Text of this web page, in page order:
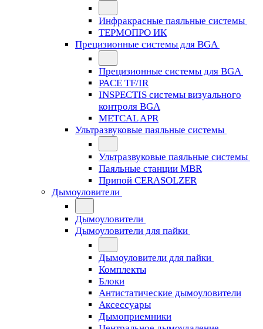
Инфракрасные паяльные системы
ТЕРМОПРО ИК
Прецизионные системы для BGA
Прецизионные системы для BGA
PACE TF/IR
INSPECTIS системы визуального
контроля BGA
METCAL APR
Ультразвуковые паяльные системы
Ультразвуковые паяльные системы
Паяльные станции MBR
Припой CERASOLZER
Дымоуловители
Дымоуловители
Дымоуловители для пайки
Дымоуловители для пайки
Комплекты
Блоки
Антистатические дымоуловители
Аксессуары
Дымоприемники